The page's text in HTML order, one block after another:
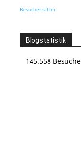
Besucherzähler
Blogstatistik
145.558 Besuche